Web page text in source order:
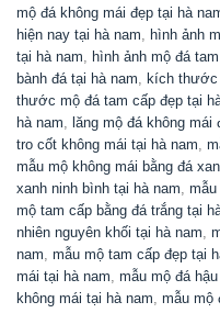
mộ đá không mái đẹp tại hà
hiện nay tại hà nam
hình ảnh
tại hà nam
hình ảnh mộ đá
bành đá tại hà nam
kích thước
thước mộ đá tam cấp đẹp tại
hà nam
lăng mộ đá không mái
tro cốt không mái tại hà nam
mẫu mộ không mái bằng đá
xanh ninh bình tại hà nam mẫu
mộ tam cấp bằng đá trắng tại
nhiên nguyên khối tại hà nam
nam mẫu mộ tam cấp đẹp tại
mái tại hà nam mẫu mộ đá
không mái tại hà nam mẫu mộ